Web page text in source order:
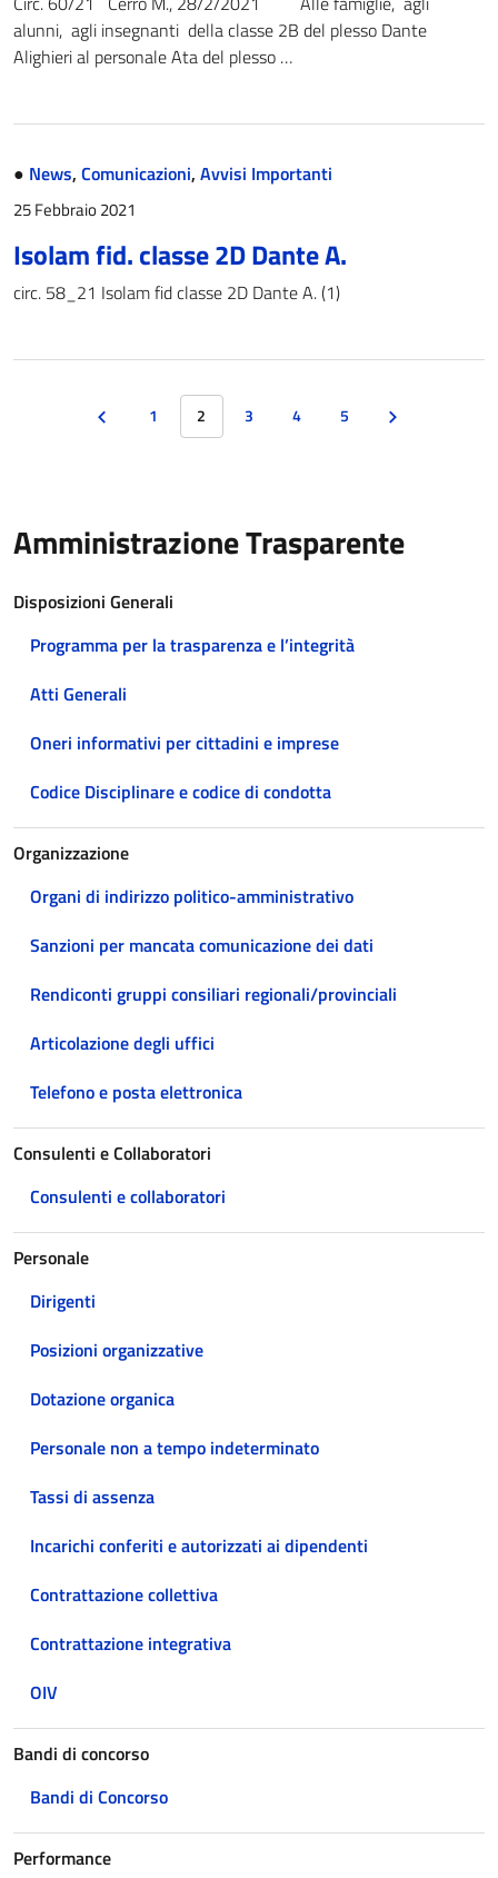
alunni, agli insegnanti della classe 2B del plesso Dante
Alighieri al personale Ata del plesso …
● News, Comunicazioni, Avvisi Importanti
25 Febbraio 2021
Isolam fid. classe 2D Dante A.
circ. 58_21 Isolam fid classe 2D Dante A. (1)
1 2 3 4 5
Amministrazione Trasparente
Disposizioni Generali
Programma per la trasparenza e l’integrità
Atti Generali
Oneri informativi per cittadini e imprese
Codice Disciplinare e codice di condotta
Organizzazione
Organi di indirizzo politico-amministrativo
Sanzioni per mancata comunicazione dei dati
Rendiconti gruppi consiliari regionali/provinciali
Articolazione degli uffici
Telefono e posta elettronica
Consulenti e Collaboratori
Consulenti e collaboratori
Personale
Dirigenti
Posizioni organizzative
Dotazione organica
Personale non a tempo indeterminato
Tassi di assenza
Incarichi conferiti e autorizzati ai dipendenti
Contrattazione collettiva
Contrattazione integrativa
OIV
Bandi di concorso
Bandi di Concorso
Performance